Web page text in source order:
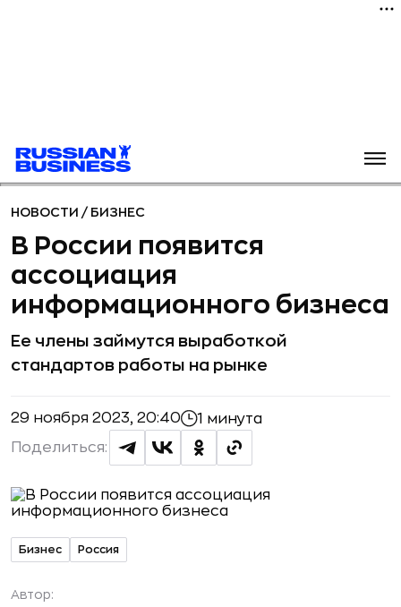
НОВОСТИ / БИЗНЕС
В России появится
ассоциация
информационного бизнеса
Ее члены займутся выработкой
стандартов работы на рынке
29 ноября 2023, 20:40 1 минута
Поделиться:
Бизнес Россия
Автор: